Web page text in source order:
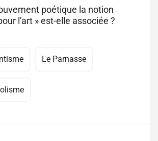
poétique la notion
l'art » est-elle associée ?
Le Parnasse